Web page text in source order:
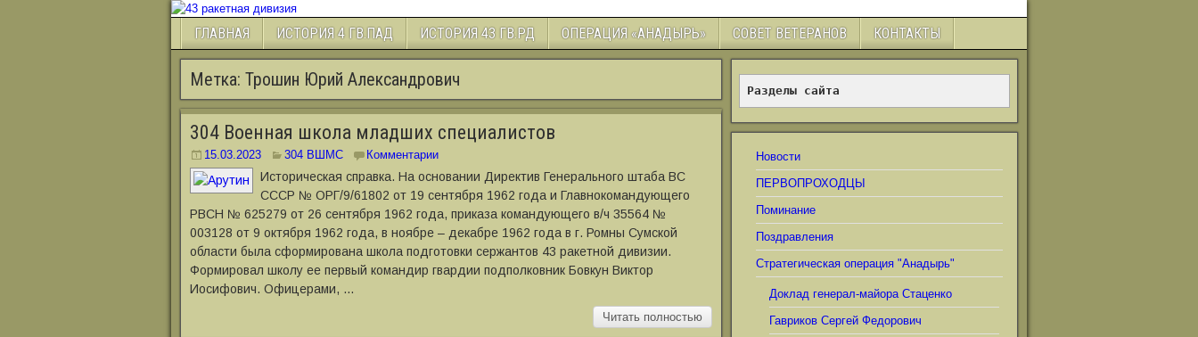
ГЛАВНАЯ ИСТОРИЯ 4 ГВ.ПАД ИСТОРИЯ 43 ГВ.РД ОПЕРАЦИЯ «АНАДЫРЬ» СОВЕТ ВЕТЕРАНОВ КОНТАКТЫ
Метка: Трошин Юрий Александрович
304 Военная школа младших специалистов
15.03.2023 304 ВШМС Комментарии
Историческая справка. На основании Директив Генерального штаба ВС
СССР № ОРГ/9/61802 от 19 сентября 1962 года и Главнокомандующего
РВСН № 625279 от 26 сентября 1962 года, приказа командующего в/ч 35564 №
003128 от 9 октября 1962 года, в ноябре – декабре 1962 года в г. Ромны Сумской
области была сформирована школа подготовки сержантов 43 ракетной дивизии.
Формировал школу ее первый командир гвардии подполковник Бовкун Виктор
Иосифович. Офицерами, …
Читать полностью
Разделы сайта
Новости
ПЕРВОПРОХОДЦЫ
Поминание
Поздравления
Стратегическая операция "Анадырь"
Доклад генерал-майора Стаценко
Гавриков Сергей Федорович